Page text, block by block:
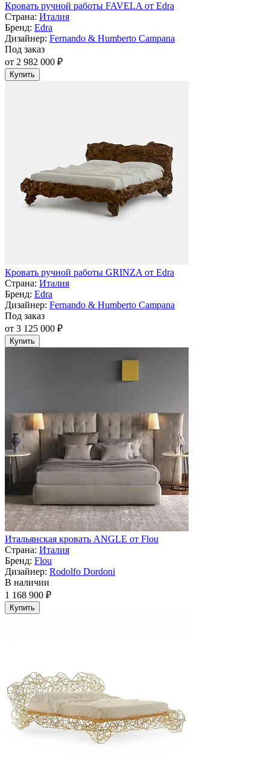
Кровать ручной работы FAVELA от Edra
Страна: Италия
Бренд: Edra
Дизайнер: Fernando & Humberto Campana
Под заказ
от 2 982 000 ₽
Купить
Кровать ручной работы GRINZA от Edra
Страна: Италия
Бренд: Edra
Дизайнер: Fernando & Humberto Campana
Под заказ
от 3 125 000 ₽
Купить
Итальянская кровать ANGLE от Flou
Страна: Италия
Бренд: Flou
Дизайнер: Rodolfo Dordoni
В наличии
1 168 900 ₽
Купить